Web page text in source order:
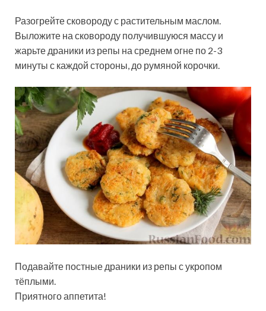
Разогрейте сковороду с растительным маслом.
Выложите на сковороду получившуюся массу и
жарьте драники из репы на среднем огне по 2-3
минуты с каждой стороны, до румяной корочки.
Подавайте постные драники из репы с укропом
тёплыми.
Приятного аппетита!